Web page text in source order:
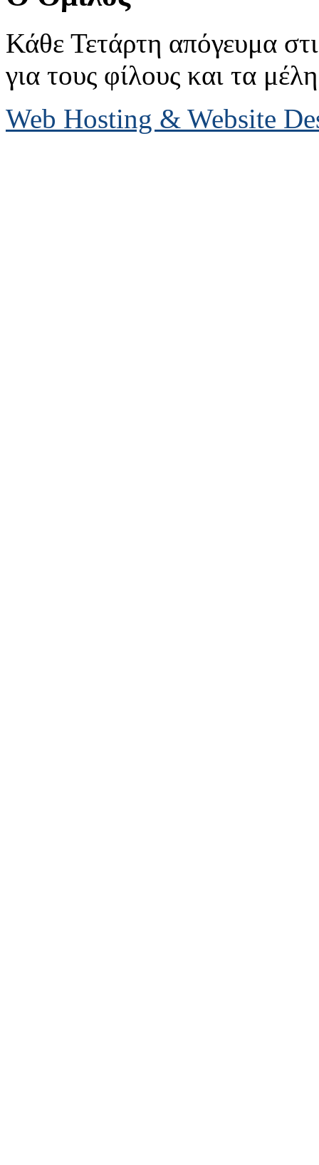
Κάθε Τετάρτη απόγευμα
για τους φίλους και τα
Web Hosting & Website